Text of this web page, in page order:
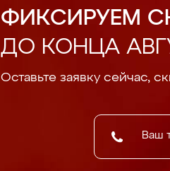
ФИКСИРУЕМ
ДО КОНЦА
Оставьте заявку сейчас,